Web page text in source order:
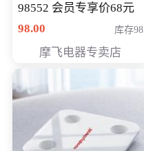
98552 会员专享价68元
98.00
库存98
摩飞电器专卖店